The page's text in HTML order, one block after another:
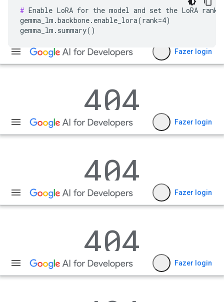
# Enable LoRA for the model and set the LoRA
gemma_lm.backbone.enable_lora(rank=4)